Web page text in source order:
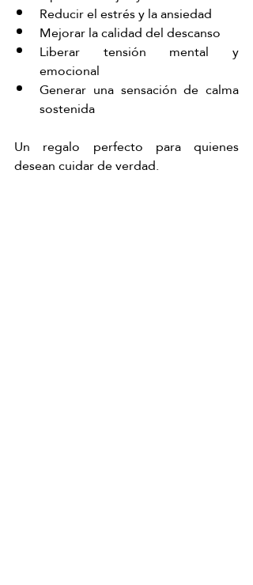
Reducir el estrés y la ansiedad
Mejorar la calidad del descanso
Liberar tensión mental y
emocional
Generar una sensación de calma
sostenida
Un regalo perfecto para quienes
desean cuidar de verdad.